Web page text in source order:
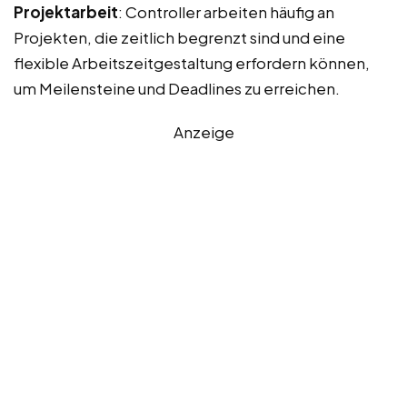
Projektarbeit: Controller arbeiten häufig an
Projekten, die zeitlich begrenzt sind und eine
flexible Arbeitszeitgestaltung erfordern können,
um Meilensteine und Deadlines zu erreichen.
Anzeige